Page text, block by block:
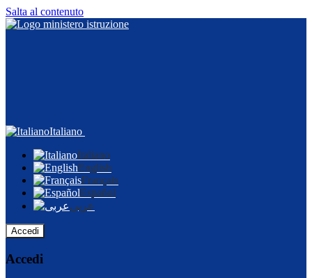
Salta al contenuto
Italiano
Italiano
English
Français
Español
عربى
Accedi
Accedi